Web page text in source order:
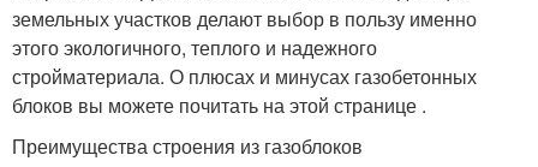
земельных участков делают выбор в пользу именно
этого экологичного, теплого и надежного
стройматериала. О плюсах и минусах газобетонных
блоков вы можете почитать на этой странице .
Преимущества строения из газоблоков